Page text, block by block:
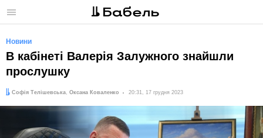
Меню
Новини
В кабінеті Валерія Залужного знайшли
прослушку
Автори:
Софія Телішевська, Оксана Коваленко
Дата: 20:31, 17 грудня 2023